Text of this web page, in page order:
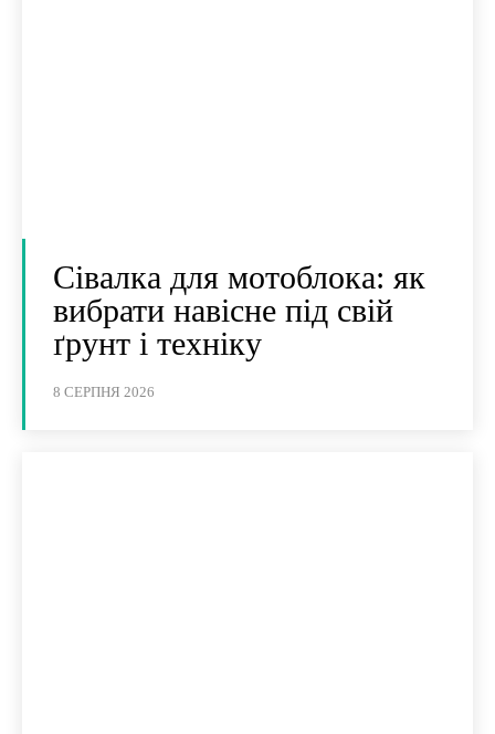
Сівалка для мотоблока: як
вибрати навісне під свій
ґрунт і техніку
8 СЕРПНЯ 2026